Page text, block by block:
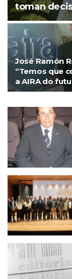
toman
José Ramón
“Temos que
a AIRA do